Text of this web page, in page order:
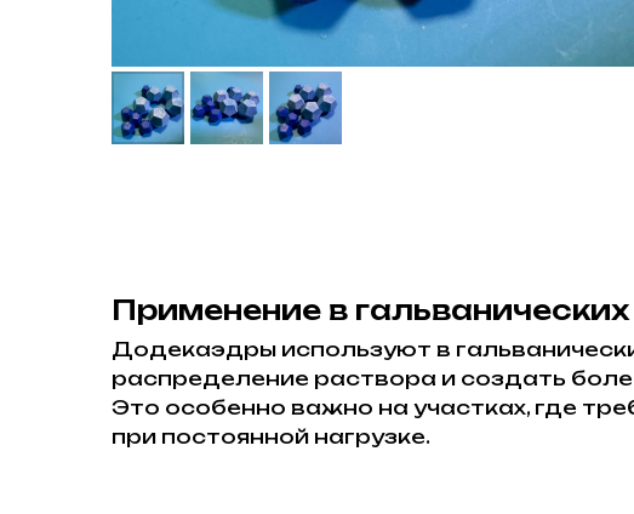
Применение в
Додекаэдры используют в
распределение раствора и создать
Это особенно важно на участках, где
при постоянной нагрузке.